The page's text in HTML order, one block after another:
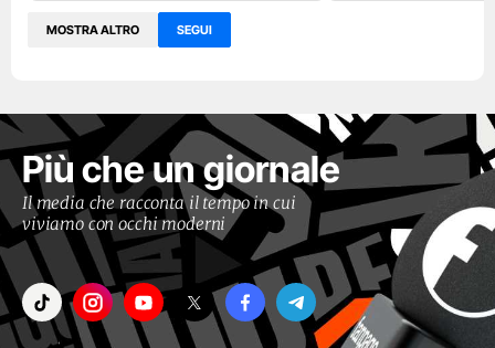
MOSTRA ALTRO SEGUI
Più che un giornale
Il media che racconta il tempo in cui
viviamo con occhi moderni